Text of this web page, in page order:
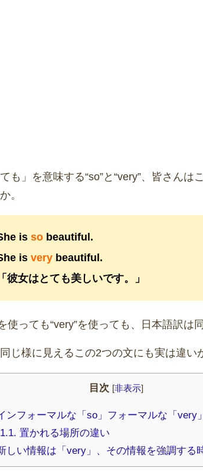
ても」を意味する“so”と“very”、皆さん
。
is so beautiful.
is very beautiful.
「彼女はとても美しいです。」
使っても“very”を使っても、日本語訳は
じ様に見えるこの2つの文にも実は違い
目次 [非表示]
ンフォーマルな「so」フォーマルな「very」
1.1. 置かれる場所の違い
しい情報は「very」、その情報を強調する